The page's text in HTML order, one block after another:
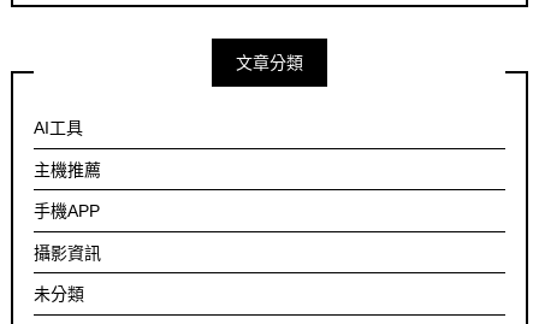
文章分類
AI工具
主機推薦
手機APP
攝影資訊
未分類